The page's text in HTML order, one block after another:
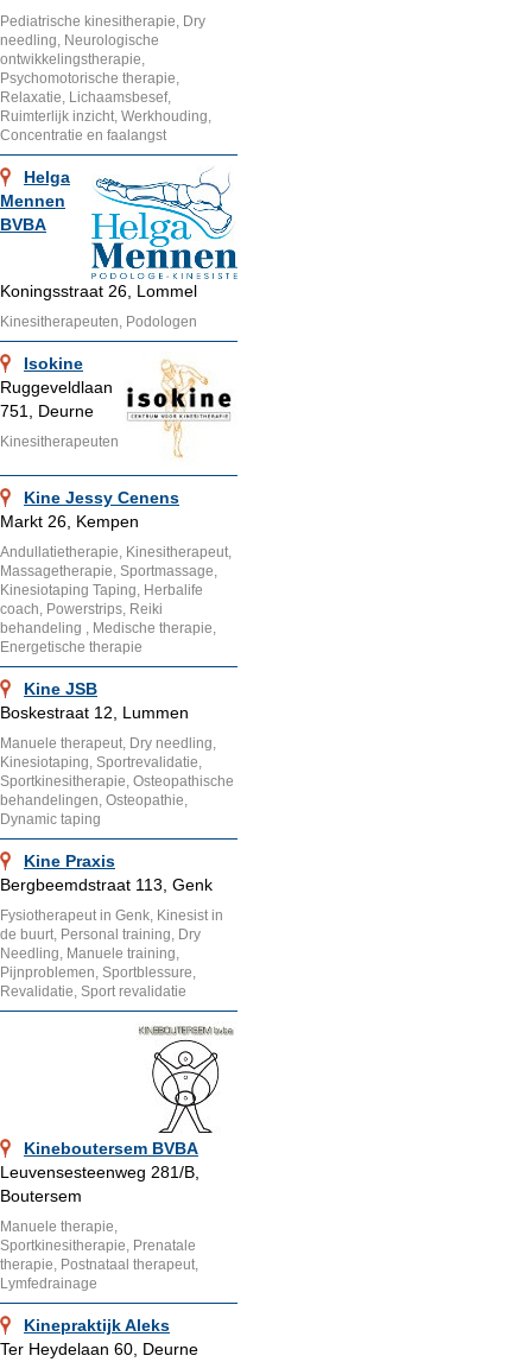
Pediatrische kinesitherapie, Dry
needling, Neurologische
ontwikkelingstherapie,
Psychomotorische therapie,
Relaxatie, Lichaamsbesef,
Ruimterlijk inzicht, Werkhouding,
Concentratie en faalangst
Helga
Mennen
BVBA
Koningsstraat 26, Lommel
Kinesitherapeuten, Podologen
Isokine
Ruggeveldlaan
751, Deurne
Kinesitherapeuten
Kine Jessy Cenens
Markt 26, Kempen
Andullatietherapie, Kinesitherapeut,
Massagetherapie, Sportmassage,
Kinesiotaping Taping, Herbalife
coach, Powerstrips, Reiki
behandeling , Medische therapie,
Energetische therapie
Kine JSB
Boskestraat 12, Lummen
Manuele therapeut, Dry needling,
Kinesiotaping, Sportrevalidatie,
Sportkinesitherapie, Osteopathische
behandelingen, Osteopathie,
Dynamic taping
Kine Praxis
Bergbeemdstraat 113, Genk
Fysiotherapeut in Genk, Kinesist in
de buurt, Personal training, Dry
Needling, Manuele training,
Pijnproblemen, Sportblessure,
Revalidatie, Sport revalidatie
Kineboutersem BVBA
Leuvensesteenweg 281/B,
Boutersem
Manuele therapie,
Sportkinesitherapie, Prenatale
therapie, Postnataal therapeut,
Lymfedrainage
Kinepraktijk Aleks
Ter Heydelaan 60, Deurne